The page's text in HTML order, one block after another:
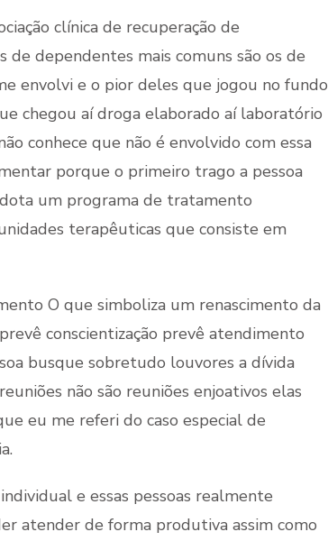
clínica de recuperação de
dependentes mais comuns são os de
envolvi e o pior deles que jogou no fundo
chegou aí droga elaborado aí laboratório
conhece que não é envolvido com essa
porque o primeiro trago a pessoa
um programa de tratamento
terapêuticas que consiste em
O que simboliza um renascimento da
conscientização prevê atendimento
busque sobretudo louvores a dívida
não são reuniões enjoativos elas
eu me referi do caso especial de
e essas pessoas realmente
atender de forma produtiva assim como